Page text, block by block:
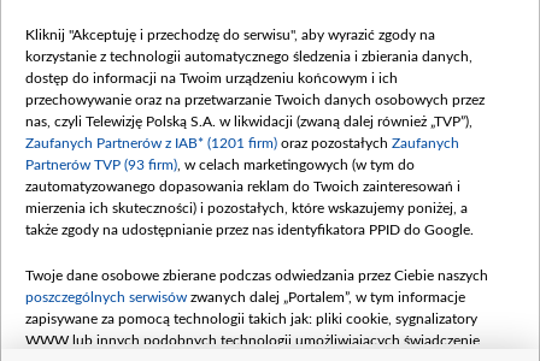
Procedura zgłoszeń wewnętrznych
Kliknij "Akceptuję i przechodzę do serwisu", aby wyrazić zgody na
korzystanie z technologii automatycznego śledzenia i zbierania danych,
dostęp do informacji na Twoim urządzeniu końcowym i ich
przechowywanie oraz na przetwarzanie Twoich danych osobowych przez
nas, czyli Telewizję Polską S.A. w likwidacji (zwaną dalej również „TVP”),
Zaufanych Partnerów z IAB* (1201 firm) oraz pozostałych Zaufanych
Partnerów TVP (93 firm) , w celach marketingowych (w tym do
zautomatyzowanego dopasowania reklam do Twoich zainteresowań i
mierzenia ich skuteczności) i pozostałych, które wskazujemy poniżej, a
także zgody na udostępnianie przez nas identyfikatora PPID do Google.
Twoje dane osobowe zbierane podczas odwiedzania przez Ciebie naszych
poszczególnych serwisów zwanych dalej „Portalem”, w tym informacje
zapisywane za pomocą technologii takich jak: pliki cookie, sygnalizatory
WWW lub innych podobnych technologii umożliwiających świadczenie